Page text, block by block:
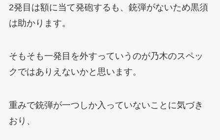
2発目は額に当て発砲するも、銃弾がないため黒須
は助かります。
そもそも一発目を外すっていうのが乃木のスペッ
クではありえないかと思います。
重みで銃弾が一つしか入っていないことに気づき
おり、